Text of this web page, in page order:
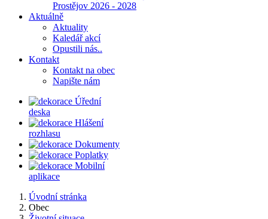
Prostějov 2026 - 2028
Aktuálně
Aktuality
Kaledář akcí
Opustili nás..
Kontakt
Kontakt na obec
Napište nám
Úřední
deska
Hlášení
rozhlasu
Dokumenty
Poplatky
Mobilní
aplikace
Úvodní stránka
Obec